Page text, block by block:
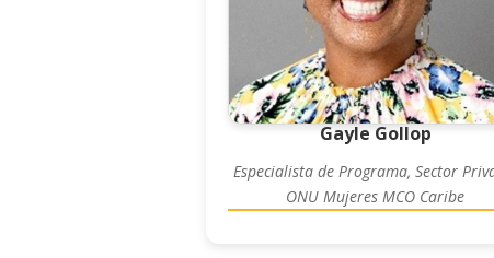
Gayle Gollop
Especialista de Programa, Sector
ONU Mujeres MCO Caribe